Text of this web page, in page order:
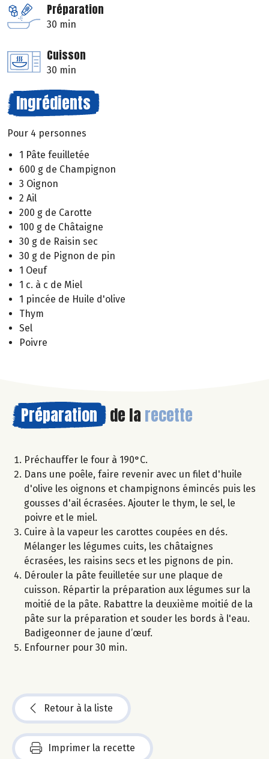
Préparation
30 min
Cuisson
30 min
Ingrédients
Pour 4 personnes
1 Pâte feuilletée
600 g de Champignon
3 Oignon
2 Ail
200 g de Carotte
100 g de Châtaigne
30 g de Raisin sec
30 g de Pignon de pin
1 Oeuf
1 c. à c de Miel
1 pincée de Huile d'olive
Thym
Sel
Poivre
Préparation de la recette
Préchauffer le four à 190°C.
Dans une poêle, faire revenir avec un filet d'huile
d'olive les oignons et champignons émincés puis les
gousses d'ail écrasées. Ajouter le thym, le sel, le
poivre et le miel.
Cuire à la vapeur les carottes coupées en dés.
Mélanger les légumes cuits, les châtaignes
écrasées, les raisins secs et les pignons de pin.
Dérouler la pâte feuilletée sur une plaque de
cuisson. Répartir la préparation aux légumes sur la
moitié de la pâte. Rabattre la deuxième moitié de la
pâte sur la préparation et souder les bords à l'eau.
Badigeonner de jaune d’œuf.
Enfourner pour 30 min.
Retour à la liste
Imprimer la recette